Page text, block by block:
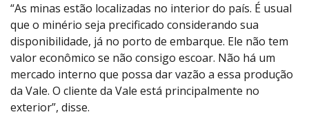
“As minas estão localizadas no interior do país. É usual
que o minério seja precificado considerando sua
disponibilidade, já no porto de embarque. Ele não tem
valor econômico se não consigo escoar. Não há um
mercado interno que possa dar vazão a essa produção
da Vale. O cliente da Vale está principalmente no
exterior”, disse.